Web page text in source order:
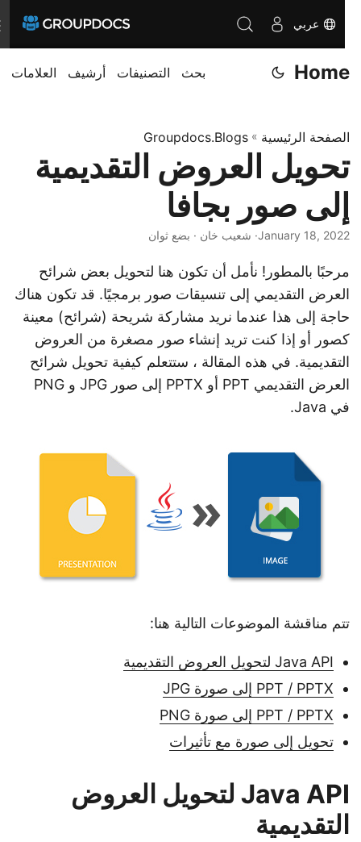
عربي
Home بحث التصنيفات أرشيف العلامات
الصفحة الرئيسية»
Groupdocs.Blogs
تحويل العروض التقديمية
إلى صور بجافا
January 18, 2022· شعيب خان · بضع ثوان
مرحبًا بالمطور! نأمل أن تكون هنا لتحويل بعض شرائح
العرض التقديمي إلى تنسيقات صور برمجيًا. قد تكون هناك
حاجة إلى هذا عندما نريد مشاركة شريحة (شرائح) معينة
كصور أو إذا كنت تريد إنشاء صور مصغرة من العروض
التقديمية. في هذه المقالة ، ستتعلم كيفية تحويل شرائح
العرض التقديمي PPT أو PPTX إلى صور JPG و PNG
في Java.
تتم مناقشة الموضوعات التالية هنا:
Java API لتحويل العروض التقديمية
PPT / PPTX إلى صورة JPG
PPT / PPTX إلى صورة PNG
تحويل إلى صورة مع تأثيرات
Java API لتحويل العروض
التقديمية